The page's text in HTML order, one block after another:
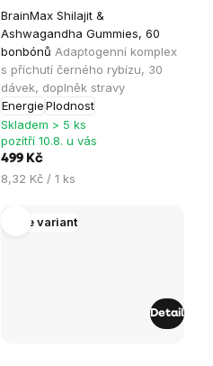
BrainMax Shilajit &
Ashwagandha Gummies, 60
bonbónů Adaptogenní komplex
s příchutí černého rybízu, 30
dávek, doplněk stravy
EnergiePlodnost
hodnocení
produktu
je
4,7
z
5
hvězdiček.
Skladem > 5 ks
pozítří 10.8. u vás
499 Kč
Měrná
8,32 Kč / 1 ks
Více variant
Detail